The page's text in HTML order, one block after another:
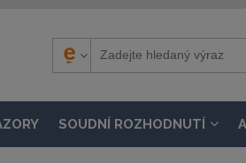
SOUDNÍ ROZHODNUTÍ